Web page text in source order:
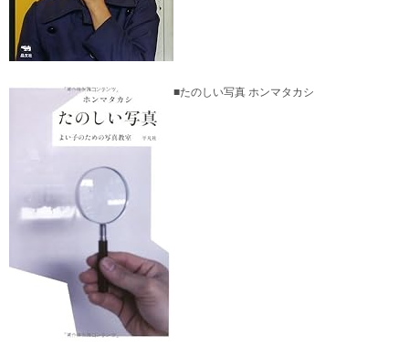
■たのしい写真 ホンマタカシ